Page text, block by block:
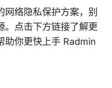
络隐私保护方案，别
。点击下方链接了解更
助你更快上手 Radmin